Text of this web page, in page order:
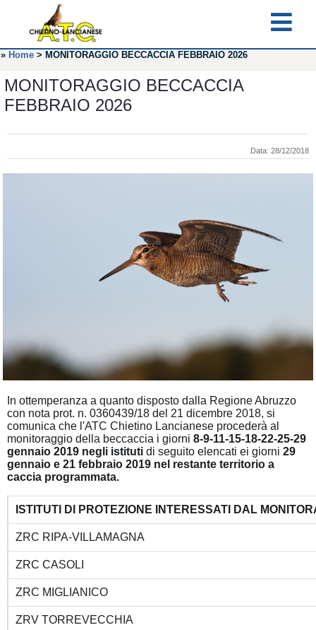
» Home > MONITORAGGIO BECCACCIA FEBBRAIO 2026
MONITORAGGIO BECCACCIA
FEBBRAIO 2026
Data: 28/12/2018
In ottemperanza a quanto disposto dalla Regione Abruzzo
con nota prot. n. 0360439/18 del 21 dicembre 2018, si
comunica che l'ATC Chietino Lancianese procederà al
monitoraggio della beccaccia i giorni 8-9-11-15-18-22-25-29
gennaio 2019 negli istituti di seguito elencati ei giorni 29
gennaio e 21 febbraio 2019 nel restante territorio a
caccia programmata.
ISTITUTI DI PROTEZIONE INTERESSATI DAL
ZRC RIPA-VILLAMAGNA
ZRC CASOLI
ZRC MIGLIANICO
ZRV TORREVECCHIA